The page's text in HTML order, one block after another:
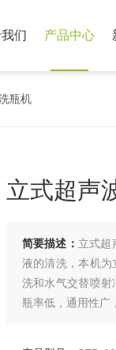
们 产品中心
瓶机
立式超声
简要描述： 立式超
液的清洗，本机
洗和水气交替喷
瓶率低，通用性广